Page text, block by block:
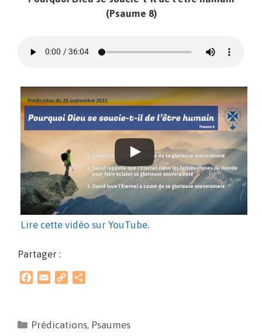
(Psaume 8)
Lire cette vidéo sur YouTube.
Partager :
b
l
L
a
Prédications, Psaumes